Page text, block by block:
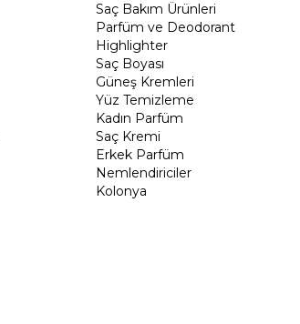
Saç Bakım Ürünleri
Parfüm ve Deodorant
Highlighter
Saç Boyası
Güneş Kremleri
Yüz Temizleme
Kadın Parfüm
Saç Kremi
Erkek Parfüm
Nemlendiriciler
Kolonya